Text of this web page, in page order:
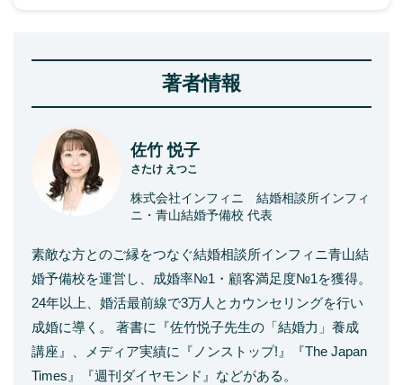
著者情報
佐竹 悦子
さたけ えつこ
株式会社インフィニ 結婚相談所インフィ
ニ・青山結婚予備校 代表
素敵な方とのご縁をつなぐ結婚相談所インフィニ青山結
婚予備校を運営し、成婚率№1・顧客満足度№1を獲得。
24年以上、婚活最前線で3万人とカウンセリングを行い
成婚に導く。 著書に『佐竹悦子先生の「結婚力」養成
講座』、メディア実績に『ノンストップ!』『The Japan
Times』『週刊ダイヤモンド』などがある。